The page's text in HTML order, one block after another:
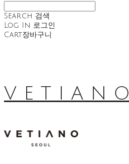
Search 검색
Log In 로그인
Cart장바구니
V E T I A N O